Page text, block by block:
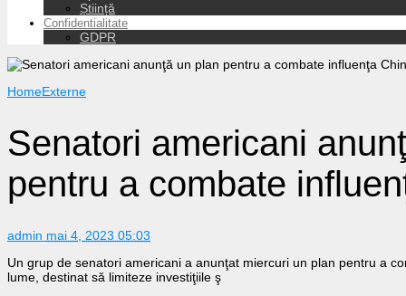
Știință
Confidentialitate
GDPR
HomeExterne
Senatori americani
pentru a combate
admin mai 4, 2023 05:03
Un grup de senatori americani a anunţat miercuri un plan pentru a
lume, destinat să limiteze investiţiile ş